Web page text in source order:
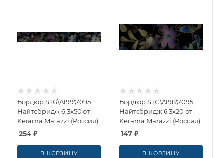
Бордюр STG\A199\7095
Найтсбридж 6.3x50 от
Kerama Marazzi (Россия)
254 ₽
В КОРЗИНУ
Бордюр STG\A198\7095
Найтсбридж 6.3x20 от
Kerama Marazzi (Россия)
147 ₽
В КОРЗИНУ